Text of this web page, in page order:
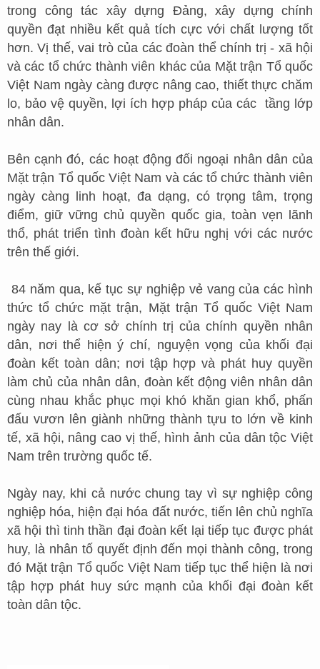
trong công tác xây dựng Đảng, xây dựng chính
quyền đạt nhiều kết quả tích cực với chất lượng tốt
hơn. Vị thế, vai trò của các đoàn thể chính trị - xã hội
và các tổ chức thành viên khác của Mặt trận Tổ quốc
Việt Nam ngày càng được nâng cao, thiết thực chăm
lo, bảo vệ quyền, lợi ích hợp pháp của các tầng lớp
nhân dân.
Bên cạnh đó, các hoạt động đối ngoại nhân dân của
Mặt trận Tổ quốc Việt Nam và các tổ chức thành viên
ngày càng linh hoạt, đa dạng, có trọng tâm, trọng
điểm, giữ vững chủ quyền quốc gia, toàn vẹn lãnh
thổ, phát triển tình đoàn kết hữu nghị với các nước
trên thế giới.
84 năm qua, kế tục sự nghiệp vẻ vang của các hình
thức tổ chức mặt trận, Mặt trận Tổ quốc Việt Nam
ngày nay là cơ sở chính trị của chính quyền nhân
dân, nơi thể hiện ý chí, nguyện vọng của khối đại
đoàn kết toàn dân; nơi tập hợp và phát huy quyền
làm chủ của nhân dân, đoàn kết động viên nhân dân
cùng nhau khắc phục mọi khó khăn gian khổ, phấn
đấu vươn lên giành những thành tựu to lớn về kinh
tế, xã hội, nâng cao vị thế, hình ảnh của dân tộc Việt
Nam trên trường quốc tế.
Ngày nay, khi cả nước chung tay vì sự nghiệp công
nghiệp hóa, hiện đại hóa đất nước, tiến lên chủ nghĩa
xã hội thì tinh thần đại đoàn kết lại tiếp tục được phát
huy, là nhân tố quyết định đến mọi thành công, trong
đó Mặt trận Tổ quốc Việt Nam tiếp tục thể hiện là nơi
tập hợp phát huy sức mạnh của khối đại đoàn kết
toàn dân tộc.